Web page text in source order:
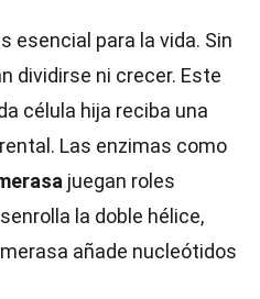
esencial para la vida. Sin
dividirse ni crecer. Este
célula hija reciba una
Las enzimas como
juegan roles
la doble hélice,
añade nucleótidos